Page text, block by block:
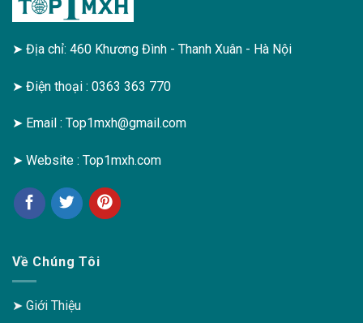
➤ Địa chỉ: 460 Khương Đình - Thanh Xuân - Hà Nội
➤ Điện thoại : 0363 363 770
➤ Email : Top1mxh@gmail.com
➤ Website : Top1mxh.com
Về Chúng Tôi
➤ Giới Thiệu